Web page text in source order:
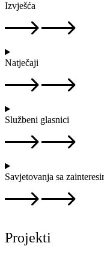
Izvješća
Natječaji
Službeni glasnici
Savjetovanja sa
Projekti